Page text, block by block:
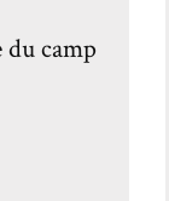
du camp